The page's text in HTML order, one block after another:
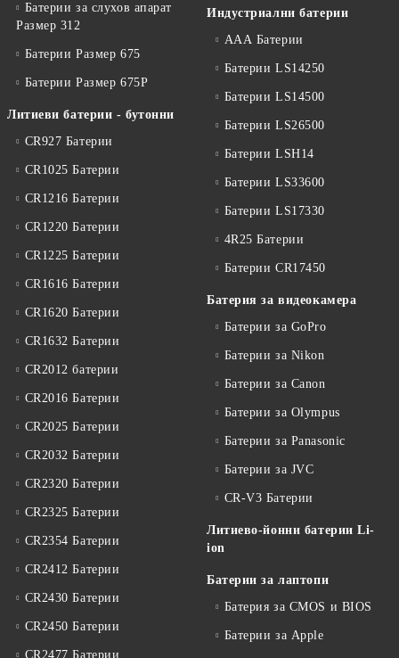
Батерии за слухов апарат
Размер 312
Батерии Размер 675
Батерии Размер 675P
Литиеви батерии - бутонни
CR927 Батерии
CR1025 Батерии
CR1216 Батерии
CR1220 Батерии
CR1225 Батерии
CR1616 Батерии
CR1620 Батерии
CR1632 Батерии
CR2012 батерии
CR2016 Батерии
CR2025 Батерии
CR2032 Батерии
CR2320 Батерии
CR2325 Батерии
CR2354 Батерии
CR2412 Батерии
CR2430 Батерии
CR2450 Батерии
CR2477 Батерии
Индустриални батерии
ААА Батерии
Батерии LS14250
Батерии LS14500
Батерии LS26500
Батерии LSH14
Батерии LS33600
Батерии LS17330
4R25 Батерии
Батерии CR17450
Батерия за видеокамера
Батерии за GoPro
Батерии за Nikon
Батерии за Canon
Батерии за Olympus
Батерии за Panasonic
Батерии за JVC
CR-V3 Батерии
Литиево-йонни батерии Li-
ion
Батерии за лаптопи
Батерия за CMOS и BIOS
Батерии за Apple